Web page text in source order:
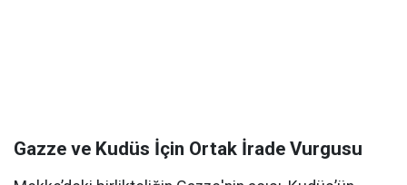
Gazze ve Kudüs İçin Ortak İrade Vurgusu